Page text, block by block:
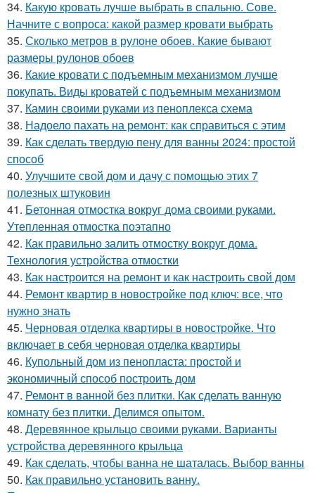
34. Какую кровать лучше выбрать в спальню. Сове.
Начните с вопроса: какой размер кровати выбрать
35. Сколько метров в рулоне обоев. Какие бывают
размеры рулонов обоев
36. Какие кровати с подъемным механизмом лучше
покупать. Виды кроватей с подъемным механизмом
37. Камин своими руками из пеноплекса схема
38. Надоело пахать на ремонт: как справиться с этим
39. Как сделать твердую пену для ванны 2024: простой
способ
40. Улучшите свой дом и дачу с помощью этих 7
полезных штуковин
41. Бетонная отмостка вокруг дома своими руками.
Утепленная отмостка поэтапно
42. Как правильно залить отмостку вокруг дома.
Технология устройства отмостки
43. Как настроится на ремонт и как настроить свой дом
44. Ремонт квартир в новостройке под ключ: все, что
нужно знать
45. Черновая отделка квартиры в новостройке. Что
включает в себя черновая отделка квартиры
46. Купольный дом из пенопласта: простой и
экономичный способ построить дом
47. Ремонт в ванной без плитки. Как сделать ванную
комнату без плитки. Делимся опытом.
48. Деревянное крыльцо своими руками. Варианты
устройства деревянного крыльца
49. Как сделать, чтобы ванна не шаталась. Выбор ванны
50. Как правильно установить ванну.